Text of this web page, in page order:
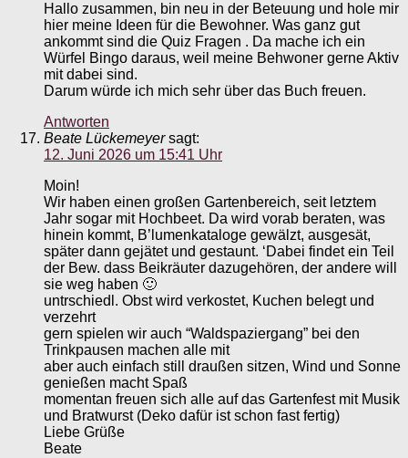
Hallo zusammen, bin neu in der Beteuung und hole mir
hier meine Ideen für die Bewohner. Was ganz gut
ankommt sind die Quiz Fragen . Da mache ich ein
Würfel Bingo daraus, weil meine Behwoner gerne Aktiv
mit dabei sind.
Darum würde ich mich sehr über das Buch freuen.
Antworten
Beate Lückemeyer sagt:
12. Juni 2026 um 15:41 Uhr
Moin!
Wir haben einen großen Gartenbereich, seit letztem
Jahr sogar mit Hochbeet. Da wird vorab beraten, was
hinein kommt, B’lumenkataloge gewälzt, ausgesät,
später dann gejätet und gestaunt. ‘Dabei findet ein Teil
der Bew. dass Beikräuter dazugehören, der andere will
sie weg haben 🙂
untrschiedl. Obst wird verkostet, Kuchen belegt und
verzehrt
gern spielen wir auch “Waldspaziergang” bei den
Trinkpausen machen alle mit
aber auch einfach still draußen sitzen, Wind und Sonne
genießen macht Spaß
momentan freuen sich alle auf das Gartenfest mit Musik
und Bratwurst (Deko dafür ist schon fast fertig)
Liebe Grüße
Beate